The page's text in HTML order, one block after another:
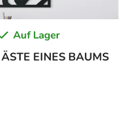
EINES BAUMS
Auf Lager